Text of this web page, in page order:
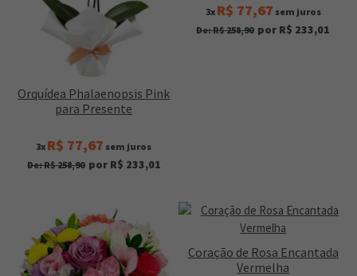
Orquídea Phalaenopsis Pink
para Presente
3x R$ 77,67 sem juros
De: R$ 258,90 por R$ 233,01
3x R$ 77,67 sem juros
De: R$ 258,90 por R$ 233,01
Coração de Rosa Encantada
Vermelha